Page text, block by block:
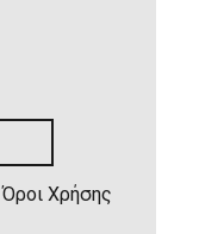
Όροι Χρήσης